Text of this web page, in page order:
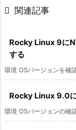
 関連記事
Rocky Linux 9に
する
環境 OSバージョンを
Rocky Linux 9.0
環境 OSバージョンの